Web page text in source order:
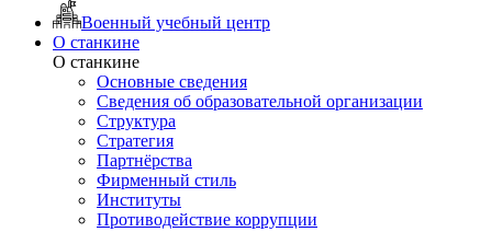
Военный учебный центр
О станкине
О станкине
Основные сведения
Сведения об образовательной организации
Структура
Стратегия
Партнёрства
Фирменный стиль
Институты
Противодействие коррупции